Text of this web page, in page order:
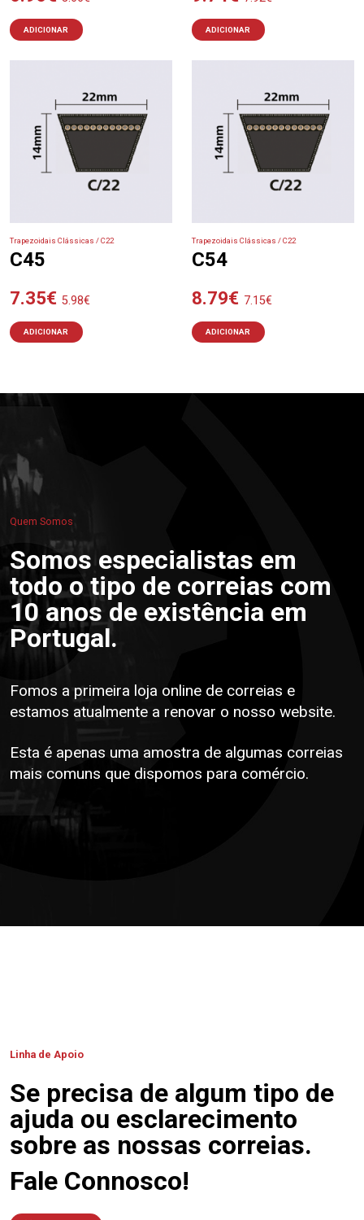
ADICIONAR ADICIONAR
Trapezoidais Clássicas / C22
C45
7.35€ 5.98€
ADICIONAR
Trapezoidais Clássicas / C22
C54
8.79€ 7.15€
ADICIONAR
Quem Somos
Somos especialistas em
todo o tipo de correias com
10 anos de existência em
Portugal.
Fomos a primeira loja online de correias e
estamos atualmente a renovar o nosso website.
Esta é apenas uma amostra de algumas correias
mais comuns que dispomos para comércio.
Linha de Apoio
Se precisa de algum tipo de
ajuda ou esclarecimento
sobre as nossas correias.
Fale Connosco!